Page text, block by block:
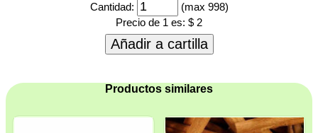
Cantidad:
(max 998)
Precio de 1 es: $ 2
Añadir a cartilla
Productos similares